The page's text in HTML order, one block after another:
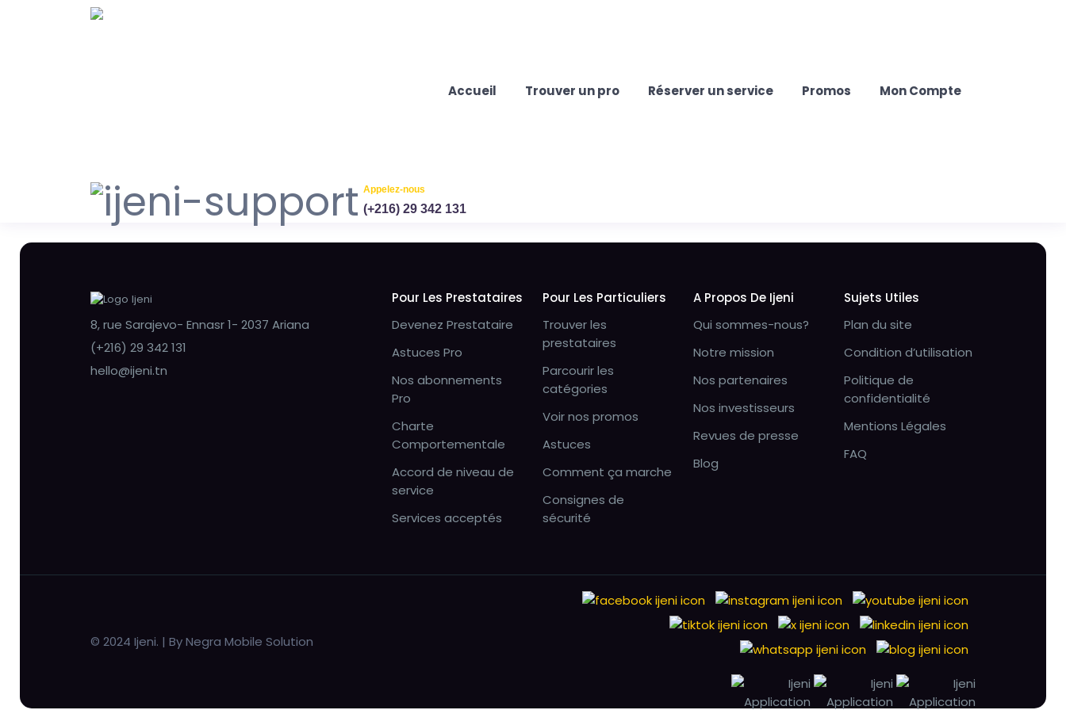
Accueil Trouver un pro Réserver un service Promos Mon Compte
Appelez-nous
(+216) 29 342 131
8, rue Sarajevo- Ennasr 1- 2037 Ariana
(+216) 29 342 131
hello@ijeni.tn
Pour Les Prestataires
Devenez Prestataire
Astuces Pro
Nos abonnements
Pro
Charte
Comportementale
Accord de niveau de
service
Services acceptés
Pour Les Particuliers
Trouver les
prestataires
Parcourir les
catégories
Voir nos promos
Astuces
Comment ça marche
Consignes de
sécurité
A Propos De Ijeni
Qui sommes-nous?
Notre mission
Nos partenaires
Nos investisseurs
Revues de presse
Blog
Sujets Utiles
Plan du site
Condition d’utilisation
Politique de
confidentialité
Mentions Légales
FAQ
© 2024 Ijeni. | By Negra Mobile Solution